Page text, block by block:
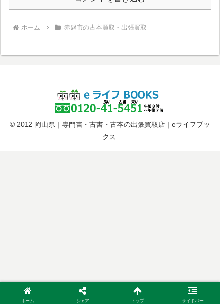
ホーム 赤磐市の古本買取・出張買取
© 2012 岡山県｜専門書・古書・古本の出張買取店｜eライフブッ
クス.
ホーム シェア トップ サイドバー